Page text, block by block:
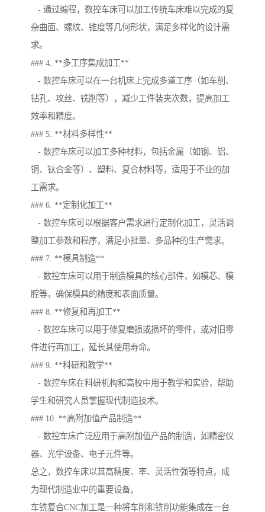
- 通过编程，数控车床可以加工传统车床难以完成的复
杂曲面、螺纹、锥度等几何形状，满足多样化的设计需
求。
### 4. **多工序集成加工**
- 数控车床可以在一台机床上完成多道工序（如车削、
钻孔、攻丝、铣削等），减少工件装夹次数，提高加工
效率和精度。
### 5. **材料多样性**
- 数控车床可以加工多种材料，包括金属（如钢、铝、
铜、钛合金等）、塑料、复合材料等，适用于不业的加
工需求。
### 6. **定制化加工**
- 数控车床可以根据客户需求进行定制化加工，灵活调
整加工参数和程序，满足小批量、多品种的生产需求。
### 7. **模具制造**
- 数控车床可以用于制造模具的核心部件，如模芯、模
腔等，确保模具的精度和表面质量。
### 8. **修复和再加工**
- 数控车床可以用于修复磨损或损坏的零件，或对旧零
件进行再加工，延长其使用寿命。
### 9. **科研和教学**
- 数控车床在科研机构和高校中用于教学和实验，帮助
学生和研究人员掌握现代制造技术。
### 10. **高附加值产品制造**
- 数控车床广泛应用于高附加值产品的制造，如精密仪
器、光学设备、电子元件等。
总之，数控车床以其高精度、率、灵活性强等特点，成
为现代制造业中的重要设备。
车铣复合CNC加工是一种将车削和铣削功能集成在一台